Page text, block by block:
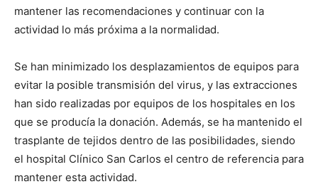
mantener las recomendaciones y continuar con la
actividad lo más próxima a la normalidad.
Se han minimizado los desplazamientos de equipos para
evitar la posible transmisión del virus, y las extracciones
han sido realizadas por equipos de los hospitales en los
que se producía la donación. Además, se ha mantenido el
trasplante de tejidos dentro de las posibilidades, siendo
el hospital Clínico San Carlos el centro de referencia para
mantener esta actividad.